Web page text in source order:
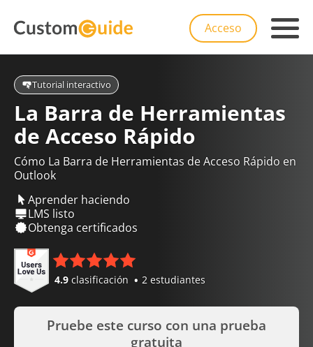
Acceso
Tutorial interactivo
La Barra de Herramientas
de Acceso Rápido
Cómo La Barra de Herramientas de Acceso Rápido en
Outlook
Aprender haciendo
LMS listo
Obtenga certificados
4.9 clasificación 2 estudiantes
Pruebe este curso con una prueba
gratuita